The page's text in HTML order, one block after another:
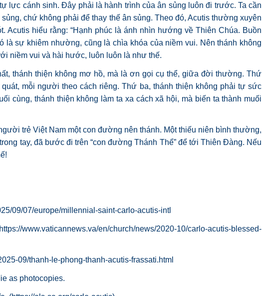
lực cánh sinh. Đây phải là hành trình của ân sủng luôn đi trước. Ta cần
chứ không phải để thay thế ân sủng. Theo đó, Acutis thường xuyên
Acutis hiểu rằng: “Hạnh phúc là ánh nhìn hướng về Thiên Chúa. Buồn
là sự khiêm nhường, cũng là chìa khóa của niềm vui. Nên thánh không
niềm vui và hài hước, luôn luôn là như thế.
thánh thiện không mơ hồ, mà là ơn gọi cụ thể, giữa đời thường. Thứ
mỗi người theo cách riêng. Thứ ba, thánh thiện không phải tự sức
cùng, thánh thiện không làm ta xa cách xã hội, mà biến ta thành muối
trẻ Việt Nam một con đường nên thánh. Một thiếu niên bình thường,
tay, đã bước đi trên “con đường Thánh Thể” để tới Thiên Đàng. Nếu
09/07/europe/millennial-saint-carlo-acutis-intl
https://www.vaticannews.va/en/church/news/2020-10/carlo-acutis-blessed-
09/thanh-le-phong-thanh-acutis-frassati.html
as photocopies.